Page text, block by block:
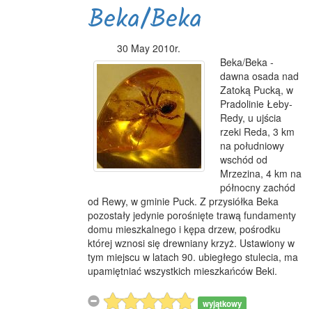
Beka/Beka
30 May 2010r.
Beka/Beka -
dawna osada nad
Zatoką Pucką, w
Pradolinie Łeby-
Redy, u ujścia
rzeki Reda, 3 km
na południowy
wschód od
Mrzezina, 4 km na
północny zachód
od Rewy, w gminie Puck. Z przysiółka Beka
pozostały jedynie porośnięte trawą fundamenty
domu mieszkalnego i kępa drzew, pośrodku
której wznosi się drewniany krzyż. Ustawiony w
tym miejscu w latach 90. ubiegłego stulecia, ma
upamiętniać wszystkich mieszkańców Beki.
wyjątkowy